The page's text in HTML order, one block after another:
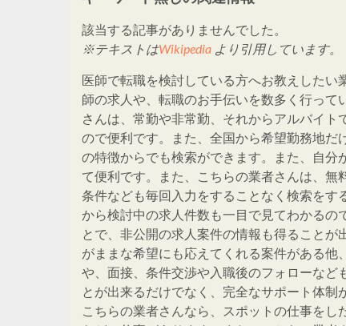
該当する記事がありませんでした。
※テキストはWikipedia より引用しています。
医師で転職を検討している方へお教えした
師の求人や、転職のお手伝いを数多く行っ
さんは、常勤や非常勤、それからアルバイ
ので便利です。また、全国から希望勤務地だ
の特徴からでも検索ができます。また、自
て便利です。また、こちらの業者さんは、
条件なども毎回入力をすることなく検索を
から検討中の求人件数も一目で見てわかるの
とで、非公開の求人案件の情報も得ること
がままな希望にも応えてくれる案件がある
や、面接、条件交渉や入職後のフォローなど
とが出来るだけでなく、完全なサポート体制
こちらの業者さんなら、スポットの仕事を